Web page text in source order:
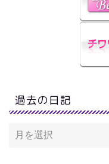
過去の日記